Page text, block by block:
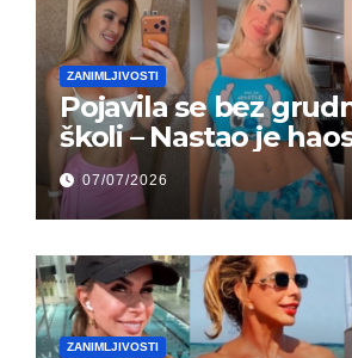
ZANIMLJIVOSTI
Pojavila se bez
školi – Nastao je
grupi je majke
07/07/2026
ZANIMLJIVOSTI